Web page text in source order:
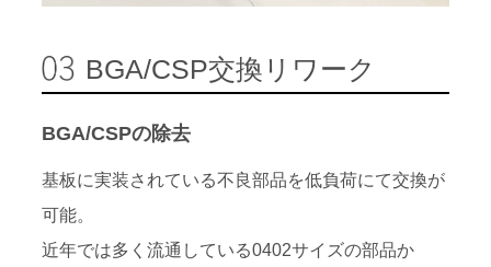
BGA/CSP交換リワーク
BGA/CSPの除去
基板に実装されている不良部品を低負荷にて交換が
可能。
近年では多く流通している0402サイズの部品か